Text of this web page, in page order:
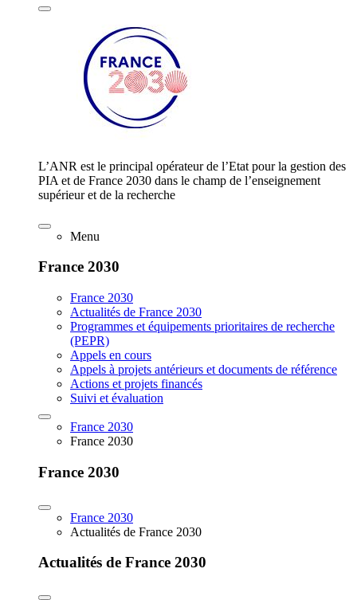
L’ANR est le principal opérateur de l’Etat pour la gestion des
PIA et de France 2030 dans le champ de l’enseignement
supérieur et de la recherche
Menu
France 2030
France 2030
Actualités de France 2030
Programmes et équipements prioritaires de recherche
(PEPR)
Appels en cours
Appels à projets antérieurs et documents de référence
Actions et projets financés
Suivi et évaluation
France 2030
France 2030
France 2030
France 2030
Actualités de France 2030
Actualités de France 2030